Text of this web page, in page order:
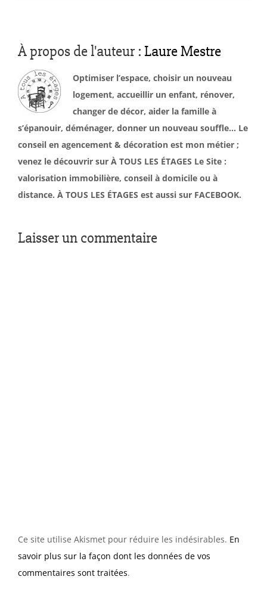
À propos de l'auteur : Laure Mestre
Optimiser l’espace, choisir un nouveau
logement, accueillir un enfant, rénover,
changer de décor, aider la famille à
s’épanouir, déménager, donner un nouveau souffle… Le
conseil en agencement & décoration est mon métier ;
venez le découvrir sur À TOUS LES ÉTAGES Le Site :
valorisation immobilière, conseil à domicile ou à
distance. À TOUS LES ÉTAGES est aussi sur FACEBOOK.
Laisser un commentaire
Ce site utilise Akismet pour réduire les indésirables. En
savoir plus sur la façon dont les données de vos
commentaires sont traitées.